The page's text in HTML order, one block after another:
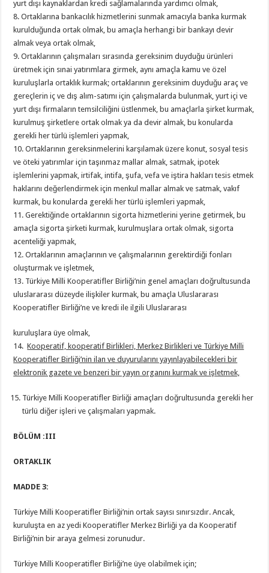
yurt dışı kaynaklardan kredi sağlamalarında yardımcı olmak,
8. Ortaklarına bankacılık hizmetlerini sunmak amacıyla banka kurmak
kurulduğunda ortak olmak, bu amaçla herhangi bir bankayı devir
almak veya ortak olmak,
9. Ortaklarının çalışmaları sırasında gereksinim duyduğu ürünleri
üretmek için sınai yatırımlara girmek, aynı amaçla kamu ve özel
kuruluşlarla ortaklık kurmak; ortaklarının gereksinim duyduğu araç ve
gereçlerin iç ve dış alım-satımı için çalışmalarda bulunmak, yurt içi ve
yurt dışı firmaların temsilciliğini üstlenmek, bu amaçlarla şirket kurmak,
kurulmuş şirketlere ortak olmak ya da devir almak, bu konularda
gerekli her türlü işlemleri yapmak,
10. Ortaklarının gereksinmelerini karşılamak üzere konut, sosyal tesis
ve öteki yatırımlar için taşınmaz mallar almak, satmak, ipotek
işlemlerini yapmak, irtifak, intifa, şufa, vefa ve iştira hakları tesis etmek
haklarını değerlendirmek için menkul mallar almak ve satmak, vakıf
kurmak, bu konularda gerekli her türlü işlemleri yapmak,
11. Gerektiğinde ortaklarının sigorta hizmetlerini yerine getirmek, bu
amaçla sigorta şirketi kurmak, kurulmuşlara ortak olmak, sigorta
acenteliği yapmak,
12. Ortaklarının amaçlarının ve çalışmalarının gerektirdiği fonları
oluşturmak ve işletmek,
13. Türkiye Milli Kooperatifler Birliği’nin genel amaçları doğrultusunda
uluslararası düzeyde ilişkiler kurmak, bu amaçla Uluslararası
Kooperatifler Birliği’ne ve kredi ile ilgili Uluslararası
kuruluşlara üye olmak,
14.Kooperatif, kooperatif Birlikleri, Merkez Birlikleri ve Türkiye Milli
Kooperatifler Birliği’nin ilan ve duyurularını yayınlayabilecekleri bir
elektronik gazete ve benzeri bir yayın organını kurmak ve işletmek,
Türkiye Milli Kooperatifler Birliği amaçları doğrultusunda gerekli her
türlü diğer işleri ve çalışmaları yapmak.
BÖLÜM :III
ORTAKLIK
MADDE 3:
Türkiye Milli Kooperatifler Birliği’nin ortak sayısı sınırsızdır. Ancak,
kuruluşta en az yedi Kooperatifler Merkez Birliği ya da Kooperatif
Birliği’nin bir araya gelmesi zorunudur.
Türkiye Milli Kooperatifler Birliği’ne üye olabilmek için;